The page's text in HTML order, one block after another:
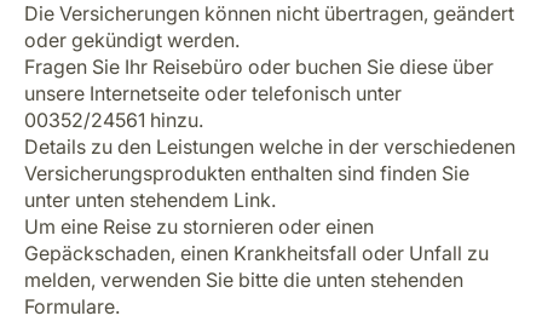
Die Versicherungen können nicht übertragen, geändert
oder gekündigt werden.
Fragen Sie Ihr Reisebüro oder buchen Sie diese über
unsere Internetseite oder telefonisch unter
00352/24561 hinzu.
Details zu den Leistungen welche in der verschiedenen
Versicherungsprodukten enthalten sind finden Sie
unter unten stehendem Link.
Um eine Reise zu stornieren oder einen
Gepäckschaden, einen Krankheitsfall oder Unfall zu
melden, verwenden Sie bitte die unten stehenden
Formulare.